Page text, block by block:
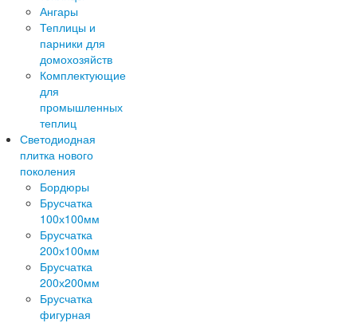
Ангары
Теплицы и
парники для
домохозяйств
Комплектующие
для
промышленных
теплиц
Светодиодная
плитка нового
поколения
Бордюры
Брусчатка
100х100мм
Брусчатка
200х100мм
Брусчатка
200х200мм
Брусчатка
фигурная